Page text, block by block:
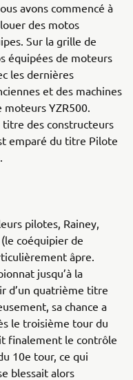
avons commencé à
des motos
Sur la grille de
équipées de moteurs
les dernières
et des machines
YZR500.
titre des constructeurs
emparé du titre Pilote
pilotes, Rainey,
coéquipier de
âpre.
jusqu’à la
d’un quatrième titre
sa chance a
le troisième tour du
finalement le contrôle
10e tour, ce qui
blessait alors